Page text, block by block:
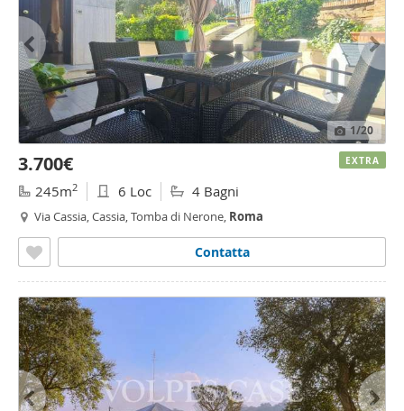
1/20
3.700€
245m2 6 Loc 4 Bagni
Via Cassia, Cassia, Tomba di Nerone, Roma
Contatta
EXTRA